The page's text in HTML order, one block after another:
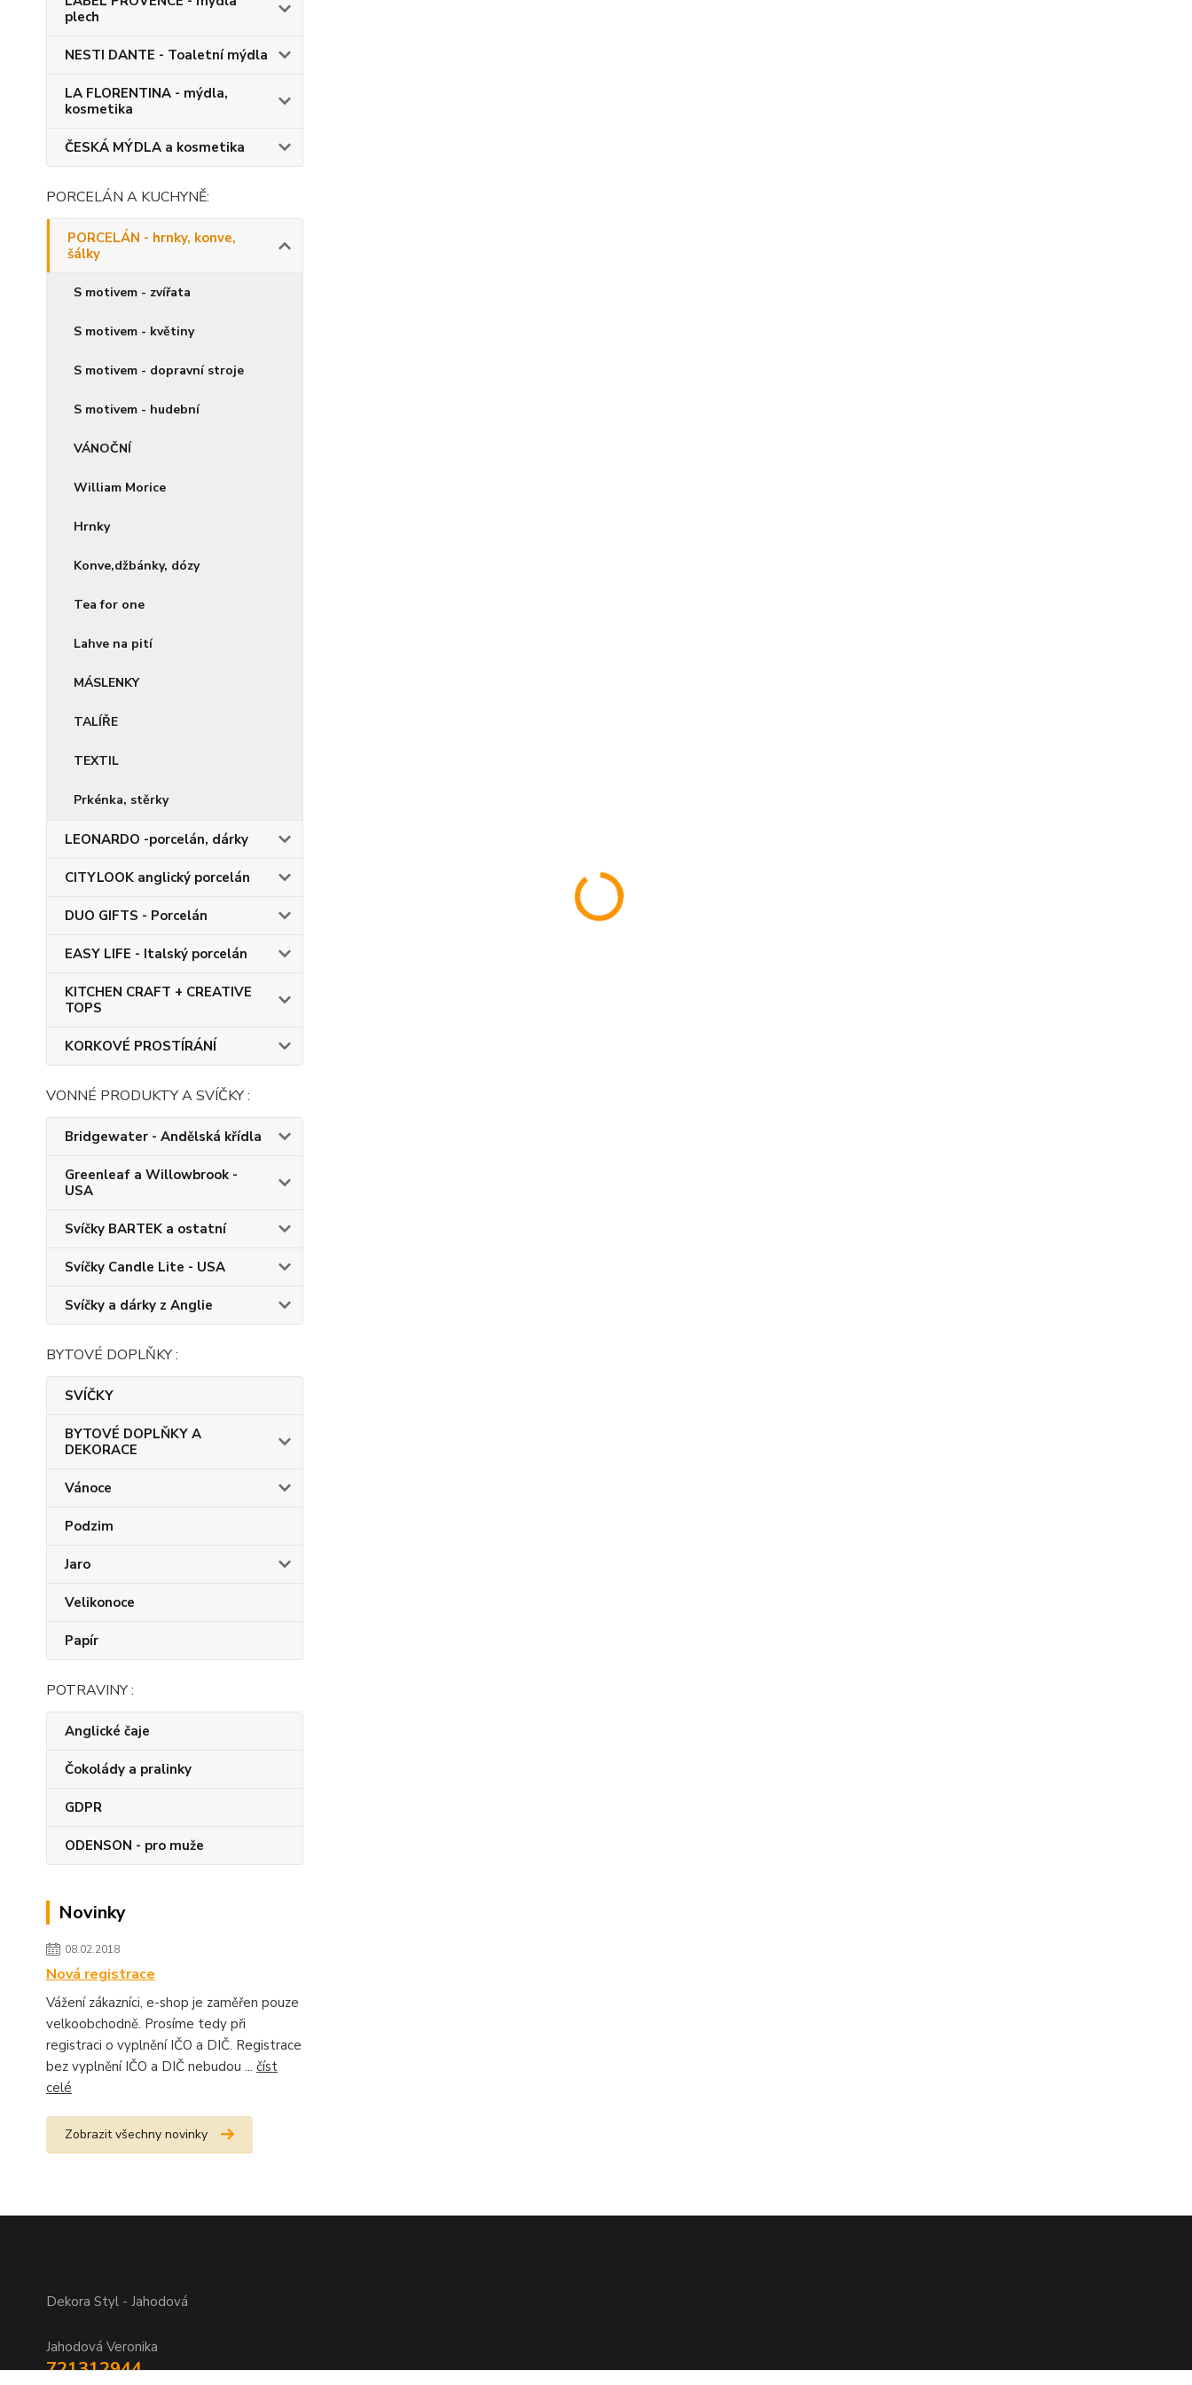
plech
NESTI DANTE - Toaletní mýdla
LA FLORENTINA - mýdla,
kosmetika
ČESKÁ MÝDLA a kosmetika
PORCELÁN A KUCHYNĚ:
PORCELÁN - hrnky, konve,
šálky
S motivem - zvířata
S motivem - květiny
S motivem - dopravní stroje
S motivem - hudební
VÁNOČNÍ
William Morice
Hrnky
Konve,džbánky, dózy
Tea for one
Lahve na pití
MÁSLENKY
TALÍŘE
TEXTIL
Prkénka, stěrky
LEONARDO -porcelán, dárky
CITYLOOK anglický porcelán
DUO GIFTS - Porcelán
EASY LIFE - Italský porcelán
KITCHEN CRAFT + CREATIVE
TOPS
KORKOVÉ PROSTÍRÁNÍ
VONNÉ PRODUKTY A SVÍČKY :
Bridgewater - Andělská křídla
Greenleaf a Willowbrook -
USA
Svíčky BARTEK a ostatní
Svíčky Candle Lite - USA
Svíčky a dárky z Anglie
BYTOVÉ DOPLŇKY :
SVÍČKY
BYTOVÉ DOPLŇKY A
DEKORACE
Vánoce
Podzim
Jaro
Velikonoce
Papír
POTRAVINY :
Anglické čaje
Čokolády a pralinky
GDPR
ODENSON - pro muže
Novinky
08.02.2018
Nová registrace
Vážení zákazníci, e-shop je zaměřen pouze
velkoobchodně. Prosíme tedy při
registraci o vyplnění IČO a DIČ. Registrace
bez vyplnění IČO a DIČ nebudou ... číst
celé
Zobrazit všechny novinky
Dekora Styl - Jahodová
Jahodová Veronika
721312944